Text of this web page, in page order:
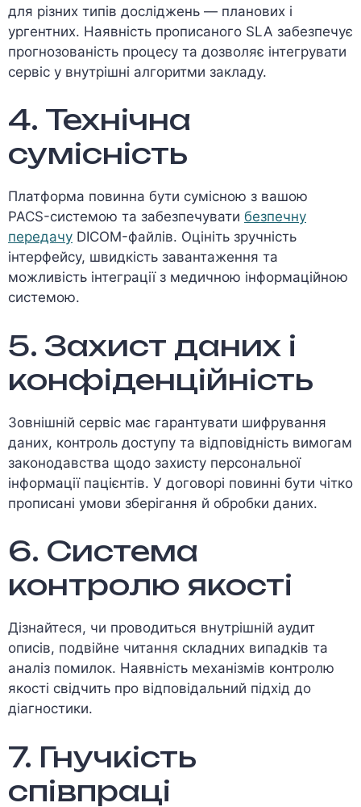
для різних типів досліджень — планових і
ургентних. Наявність прописаного SLA забезпечує
прогнозованість процесу та дозволяє інтегрувати
сервіс у внутрішні алгоритми закладу.
4. Технічна
сумісність
Платформа повинна бути сумісною з вашою
PACS-системою та забезпечувати безпечну
передачу DICOM-файлів. Оцініть зручність
інтерфейсу, швидкість завантаження та
можливість інтеграції з медичною інформаційною
системою.
5. Захист даних і
конфіденційність
Зовнішній сервіс має гарантувати шифрування
даних, контроль доступу та відповідність вимогам
законодавства щодо захисту персональної
інформації пацієнтів. У договорі повинні бути чітко
прописані умови зберігання й обробки даних.
6. Система
контролю якості
Дізнайтеся, чи проводиться внутрішній аудит
описів, подвійне читання складних випадків та
аналіз помилок. Наявність механізмів контролю
якості свідчить про відповідальний підхід до
діагностики.
7. Гнучкість
співпраці